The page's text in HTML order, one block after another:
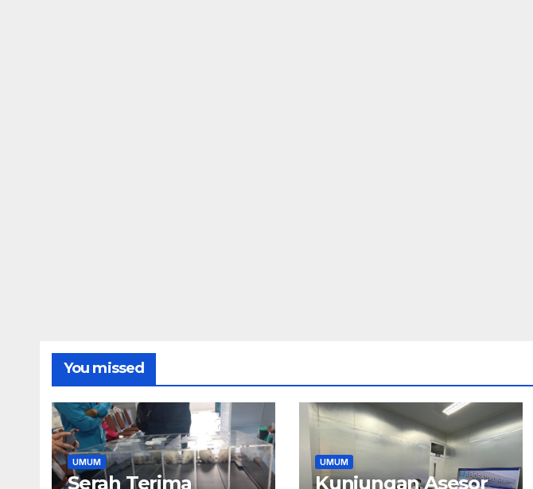
You missed
UMUM
Serah Terima
UMUM
Kunjungan Asesor